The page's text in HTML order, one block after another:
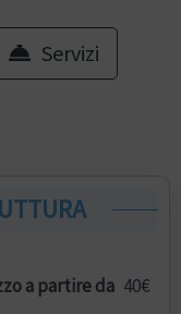
Servizi
a partire da 40€